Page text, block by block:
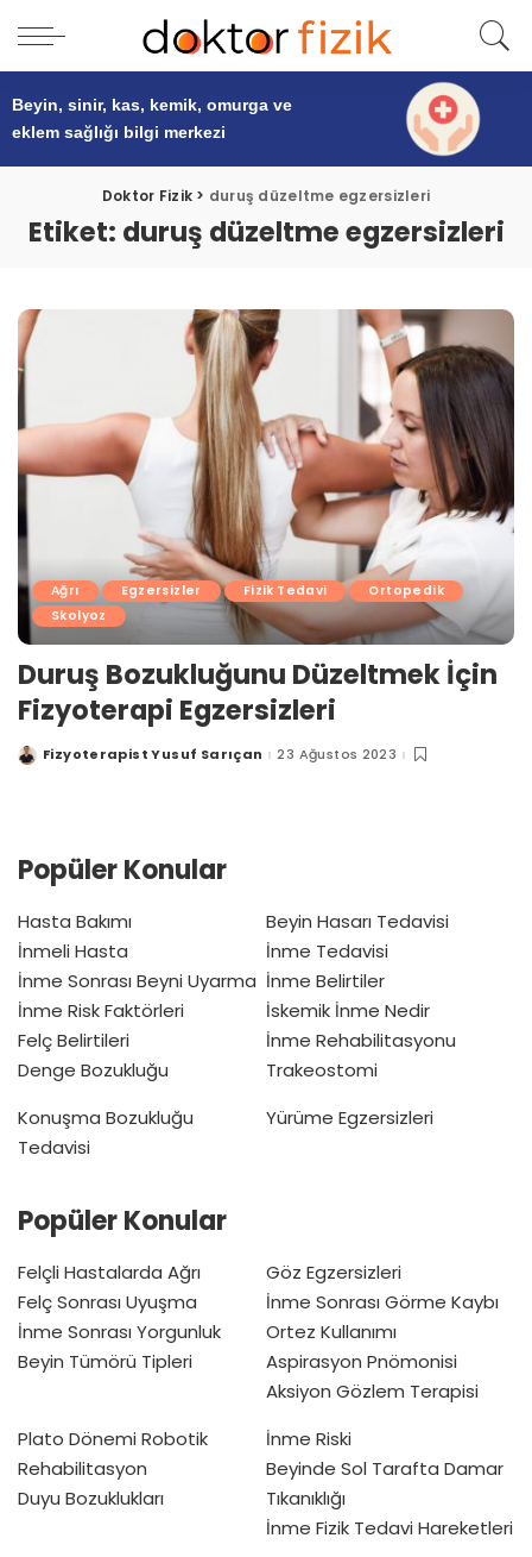
Beyin, sinir, kas, kemik, omurga ve
eklem sağlığı bilgi merkezi
Doktor Fizik > duruş düzeltme egzersizleri
Etiket: duruş düzeltme egzersizleri
Ağrı Egzersizler Fizik Tedavi
Ortopedik
Skolyoz
Duruş Bozukluğunu Düzeltmek İçin
Fizyoterapi Egzersizleri
PostedFizyoterapist Yusuf Sarıçan 23 Ağustos 2023
Popüler Konular
Hasta Bakımı
İnmeli Hasta
İnme Sonrası Beyni Uyarma
İnme Risk Faktörleri
Felç Belirtileri
Denge Bozukluğu
Beyin Hasarı Tedavisi
İnme Tedavisi
İnme Belirtiler
İskemik İnme Nedir
İnme Rehabilitasyonu
Trakeostomi
Konuşma Bozukluğu
Tedavisi
Yürüme Egzersizleri
Popüler Konular
Felçli Hastalarda Ağrı
Felç Sonrası Uyuşma
İnme Sonrası Yorgunluk
Beyin Tümörü Tipleri
Göz Egzersizleri
İnme Sonrası Görme Kaybı
Ortez Kullanımı
Aspirasyon Pnömonisi
Aksiyon Gözlem Terapisi
Plato Dönemi Robotik
Rehabilitasyon
Duyu Bozuklukları
İnme Riski
Beyinde Sol Tarafta Damar
Tıkanıklığı
İnme Fizik Tedavi Hareketleri